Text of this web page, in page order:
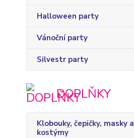
Halloween party
Vánoční party
Silvestr party
DOPLŇKY
Klobouky, čepičky, masky a
kostýmy